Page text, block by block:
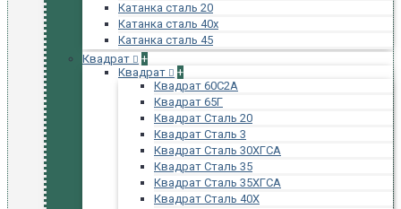
Катанка сталь 20
Катанка сталь 40х
Катанка сталь 45
Квадрат
+
Квадрат
+
Квадрат 60С2А
Квадрат 65Г
Квадрат Сталь 20
Квадрат Сталь 3
Квадрат Сталь 30ХГСА
Квадрат Сталь 35
Квадрат Сталь 35ХГСА
Квадрат Сталь 40Х